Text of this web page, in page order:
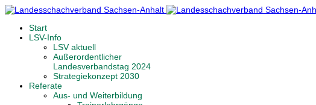
Start
LSV-Info
LSV aktuell
Außerordentlicher
Landesverbandstag 2024
Strategiekonzept 2030
Referate
Aus- und Weiterbildung